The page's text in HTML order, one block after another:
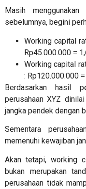
Masih
sebelumnya, begini
Working capital
Rp45.000.000 =
Working capital
: Rp120.000.000
Berdasarkan hasil
perusahaan XYZ
jangka pendek dengan
Sementara
memenuhi kewajiban
Akan tetapi, working
bukan merupakan
perusahaan tidak